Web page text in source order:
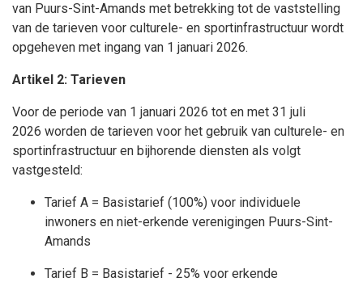
van Puurs-Sint-Amands met betrekking tot de vaststelling
van de tarieven voor culturele- en sportinfrastructuur wordt
opgeheven met ingang van 1 januari 2026.
Artikel 2: Tarieven
Voor de periode van 1 januari 2026 tot en met 31 juli
2026 worden de tarieven voor het gebruik van culturele- en
sportinfrastructuur en bijhorende diensten als volgt
vastgesteld:
Tarief A = Basistarief (100%) voor individuele
inwoners en niet-erkende verenigingen Puurs-Sint-
Amands
Tarief B = Basistarief - 25% voor erkende